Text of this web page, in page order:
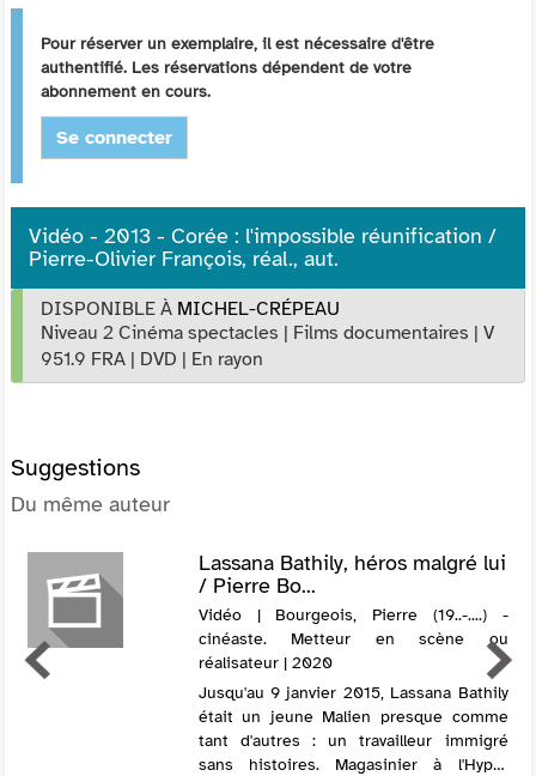
Pour réserver un exemplaire, il est nécessaire d'être
authentifié. Les réservations dépendent de votre
abonnement en cours.
Se connecter
Vidéo - 2013 - Corée : l'impossible réunification /
Pierre-Olivier François, réal., aut.
DISPONIBLE À MICHEL-CRÉPEAU
Niveau 2 Cinéma spectacles | Films documentaires | V
951.9 FRA | DVD | En rayon
Suggestions
Du même auteur
Lassana Bathily, héros malgré lui
/ Pierre Bo...
Vidéo | Bourgeois, Pierre (19..-....) -
cinéaste. Metteur en scène ou
réalisateur | 2020
Jusqu'au 9 janvier 2015, Lassana Bathily
était un jeune Malien presque comme
tant d'autres : un travailleur immigré
sans histoires. Magasinier à l'Hyper